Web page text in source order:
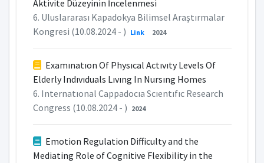
Aktivite Düzeyinin İncelenmesi
6. Uluslararası Kapadokya Bilimsel Araştırmalar
Kongresi (10.08.2024 - ) Link 2024
Examınatıon Of Physıcal Actıvıty Levels Of
Elderly Indıvıduals Lıvıng In Nursıng Homes
6. Internatıonal Cappadocıa Scıentıfıc Research
Congress (10.08.2024 - ) 2024
Emotion Regulation Difficulty and the
Mediating Role of Cognitive Flexibility in the